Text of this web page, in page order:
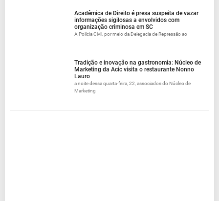
Acadêmica de Direito é presa suspeita de vazar
informações sigilosas a envolvidos com
organização criminosa em SC
A Polícia Civil, por meio da Delegacia de Repressão ao
Tradição e inovação na gastronomia: Núcleo de
Marketing da Acic visita o restaurante Nonno
Lauro
a noite dessa quarta-feira, 22, associados do Núcleo de
Marketing